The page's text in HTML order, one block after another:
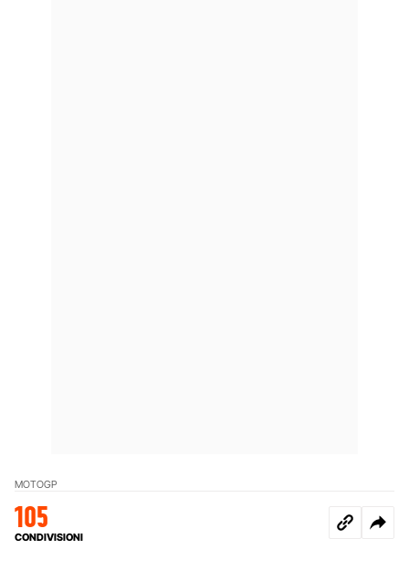
MOTOGP
105
CONDIVISIONI